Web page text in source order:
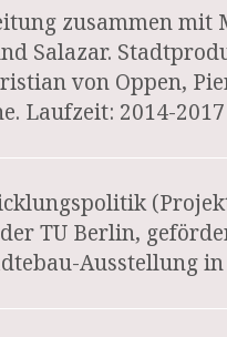
zusammen
Salazar.
von Oppen,
Laufzeit: 2014-2017
TU Berlin,
Ausstellung